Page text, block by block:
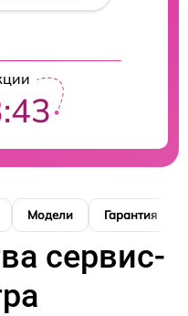
Модели Гарантия
сервис-